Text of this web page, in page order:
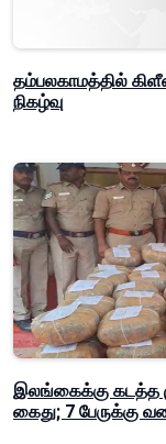
தம்பலகாமத்தில்
நிகழ்வு
இலங்கைக்கு கடத்த
கைது; 7 பேருக்கு